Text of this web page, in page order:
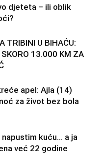
djeteta – ili oblik
TRIBINI U BIHAĆU:
13.000 KM ZA
apel: Ajla (14)
za život bez bola
napustim kuću… a ja
već 22 godine